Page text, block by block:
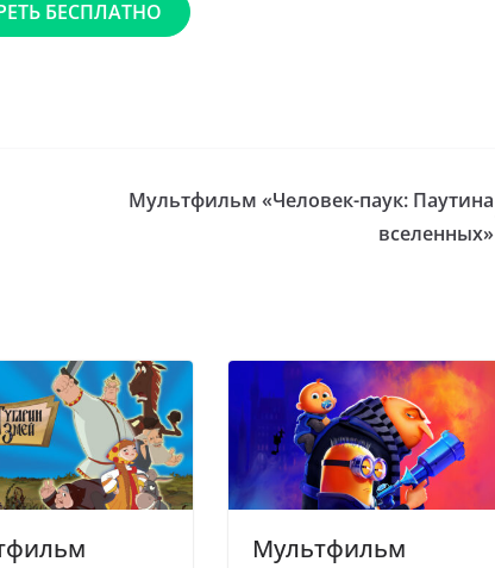
БЕСПЛАТНО
Мультфильм «Человек-паук: Паутина
вселенных»
Мультфильм